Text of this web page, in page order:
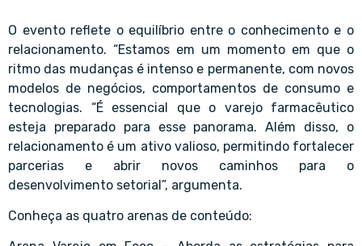
O evento reflete o equilíbrio entre o conhecimento e o
relacionamento. “Estamos em um momento em que o
ritmo das mudanças é intenso e permanente, com novos
modelos de negócios, comportamentos de consumo e
tecnologias. “É essencial que o varejo farmacêutico
esteja preparado para esse panorama. Além disso, o
relacionamento é um ativo valioso, permitindo fortalecer
parcerias e abrir novos caminhos para o
desenvolvimento setorial”, argumenta.
Conheça as quatro arenas de conteúdo: